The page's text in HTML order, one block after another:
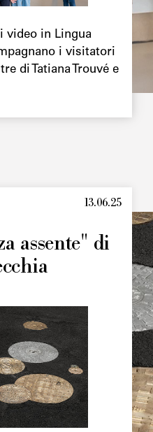
video in Lingua
i visitatori
di Tatiana Trouvé e
13.06.25
assente" di